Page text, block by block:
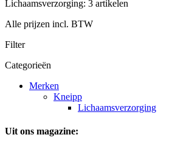
Lichaamsverzorging: 3 artikelen
Alle prijzen incl. BTW
Filter
Categorieën
Merken
Kneipp
Lichaamsverzorging
Uit ons magazine: